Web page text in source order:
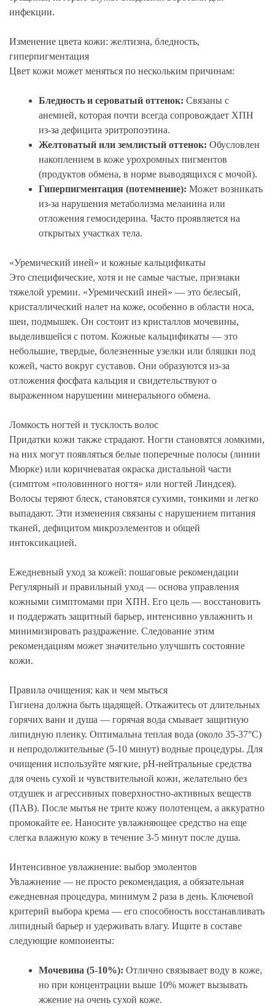
инфекции.
Изменение цвета кожи: желтизна, бледность,
гиперпигментация
Цвет кожи может меняться по нескольким причинам:
Бледность и сероватый оттенок: Связаны с
анемией, которая почти всегда сопровождает ХПН
из-за дефицита эритропоэтина.
Желтоватый или землистый оттенок: Обусловлен
накоплением в коже урохромных пигментов
(продуктов обмена, в норме выводящихся с мочой).
Гиперпигментация (потемнение): Может возникать
из-за нарушения метаболизма меланина или
отложения гемосидерина. Часто проявляется на
открытых участках тела.
«Уремический иней» и кожные кальцификаты
Это специфические, хотя и не самые частые, признаки
тяжелой уремии. «Уремический иней» — это белесый,
кристаллический налет на коже, особенно в области носа,
шеи, подмышек. Он состоит из кристаллов мочевины,
выделившейся с потом. Кожные кальцификаты — это
небольшие, твердые, болезненные узелки или бляшки под
кожей, часто вокруг суставов. Они образуются из-за
отложения фосфата кальция и свидетельствуют о
выраженном нарушении минерального обмена.
Ломкость ногтей и тусклость волос
Придатки кожи также страдают. Ногти становятся ломкими,
на них могут появляться белые поперечные полосы (линии
Мюрке) или коричневатая окраска дистальной части
(симптом «половинного ногтя» или ногтей Линдсея).
Волосы теряют блеск, становятся сухими, тонкими и легко
выпадают. Эти изменения связаны с нарушением питания
тканей, дефицитом микроэлементов и общей
интоксикацией.
Ежедневный уход за кожей: пошаговые рекомендации
Регулярный и правильный уход — основа управления
кожными симптомами при ХПН. Его цель — восстановить
и поддержать защитный барьер, интенсивно увлажнить и
минимизировать раздражение. Следование этим
рекомендациям может значительно улучшить состояние
кожи.
Правила очищения: как и чем мыться
Гигиена должна быть щадящей. Откажитесь от длительных
горячих ванн и душа — горячая вода смывает защитную
липидную пленку. Оптимальна теплая вода (около 35-37°C)
и непродолжительные (5-10 минут) водные процедуры. Для
очищения используйте мягкие, pH-нейтральные средства
для очень сухой и чувствительной кожи, желательно без
отдушек и агрессивных поверхностно-активных веществ
(ПАВ). После мытья не трите кожу полотенцем, а аккуратно
промокайте ее. Наносите увлажняющее средство на еще
слегка влажную кожу в течение 3-5 минут после душа.
Интенсивное увлажнение: выбор эмолентов
Увлажнение — не просто рекомендация, а обязательная
ежедневная процедура, минимум 2 раза в день. Ключевой
критерий выбора крема — его способность восстанавливать
липидный барьер и удерживать влагу. Ищите в составе
следующие компоненты:
Мочевина (5-10%): Отлично связывает воду в коже,
но при концентрации выше 10% может вызывать
жжение на очень сухой коже.